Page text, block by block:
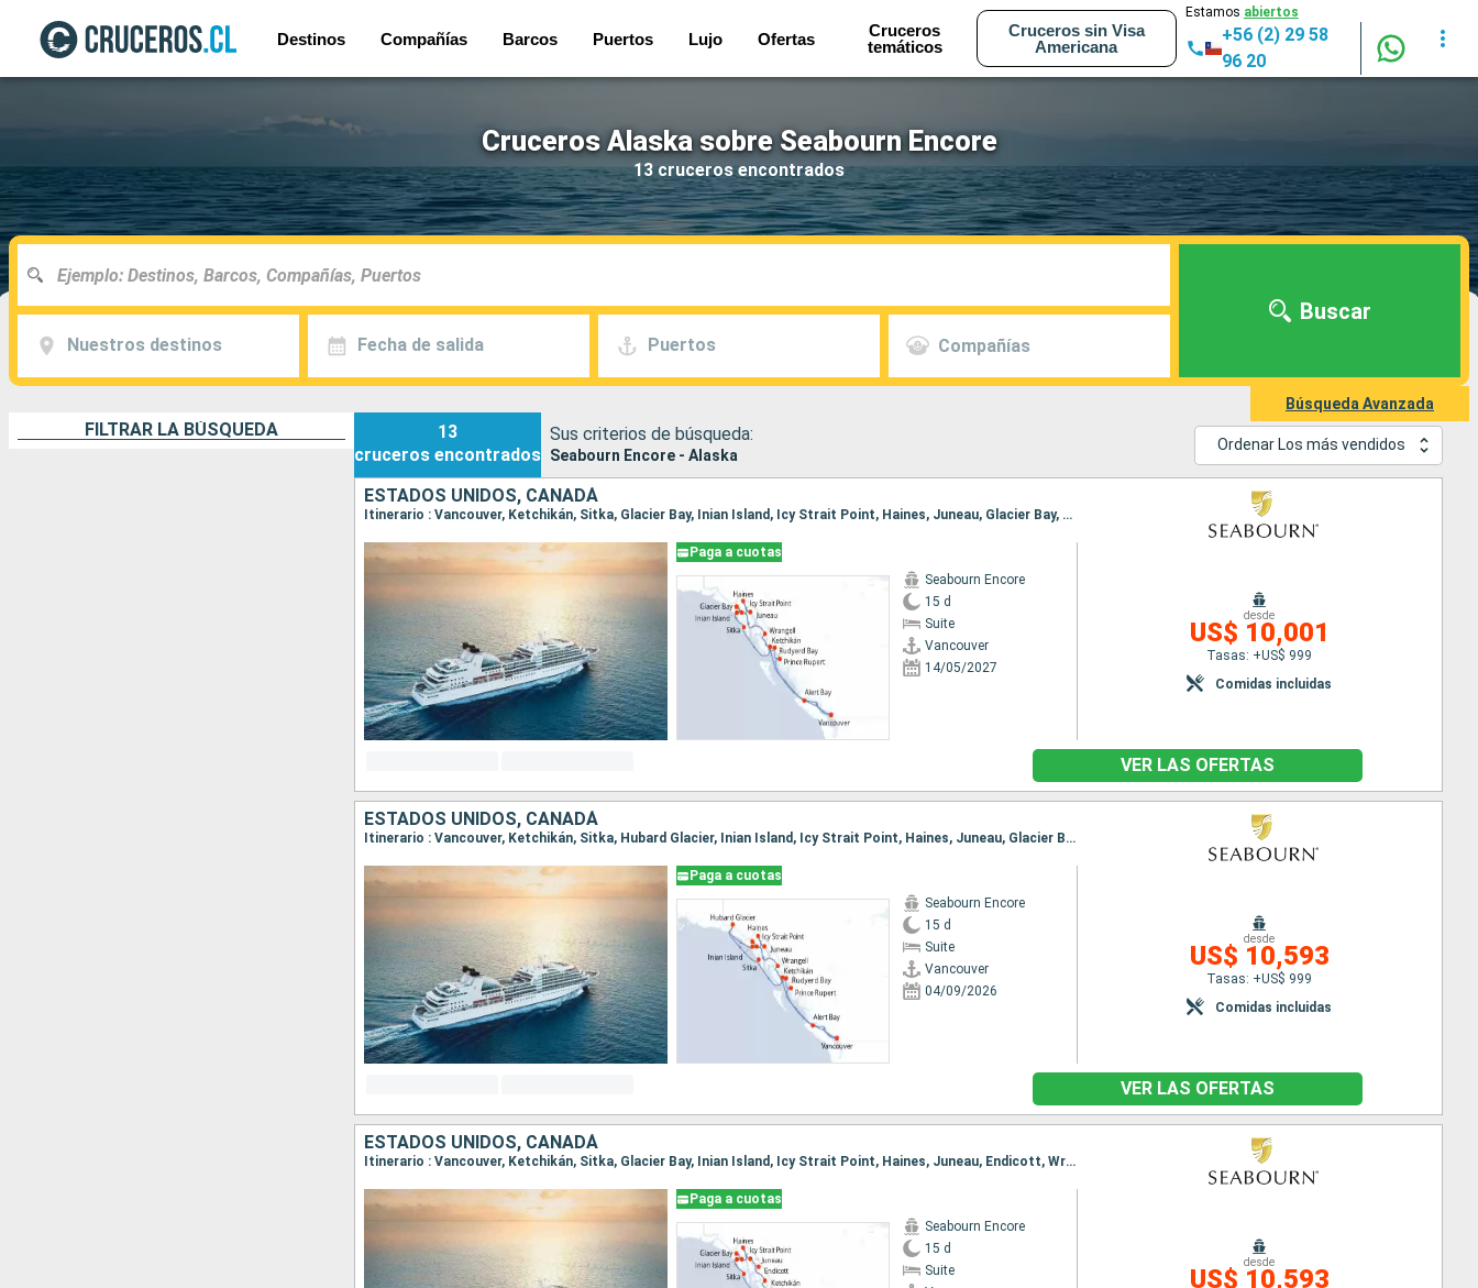
Destinos Compañías Barcos Puertos Lujo Ofertas
Cruceros
temáticos
Cruceros sin Visa
Americana
Estamos abiertos
+56 (2) 29 58
96 20
Cruceros Alaska sobre Seabourn Encore
13 cruceros encontrados
Nuestros destinos Fecha de salida Puertos Compañías
Buscar
Búsqueda Avanzada
FILTRAR LA BÚSQUEDA
13
cruceros encontrados
Sus criterios de búsqueda:
Seabourn Encore - Alaska
Ordenar Los más vendidos
ESTADOS UNIDOS, CANADÁ
Itinerario : Vancouver, Ketchikán, Sitka, Glacier Bay, Inian Island, Icy Strait Point, Haines, Juneau, Glacier Bay, Wrangell, Rudyerd Bay, Prince Rupert, Alert Bay, Vancouver
Paga a cuotas
Seabourn Encore
15 d
Suite
Vancouver
14/05/2027
desde
US$ 10,001
Tasas: +US$ 999
Comidas incluidas
VER LAS OFERTAS
ESTADOS UNIDOS, CANADÁ
Itinerario : Vancouver, Ketchikán, Sitka, Hubard Glacier, Inian Island, Icy Strait Point, Haines, Juneau, Glacier Bay, Wrangell, Rudyerd Bay, Prince Rupert, Alert Bay, Vancouver
Paga a cuotas
Seabourn Encore
15 d
Suite
Vancouver
04/09/2026
desde
US$ 10,593
Tasas: +US$ 999
Comidas incluidas
VER LAS OFERTAS
ESTADOS UNIDOS, CANADÁ
Itinerario : Vancouver, Ketchikán, Sitka, Glacier Bay, Inian Island, Icy Strait Point, Haines, Juneau, Endicott, Wrangell, Rudyerd Bay, Prince Rupert, Alert Bay, Vancouver
Paga a cuotas
Seabourn Encore
15 d
Suite
desde
US$ 10,593